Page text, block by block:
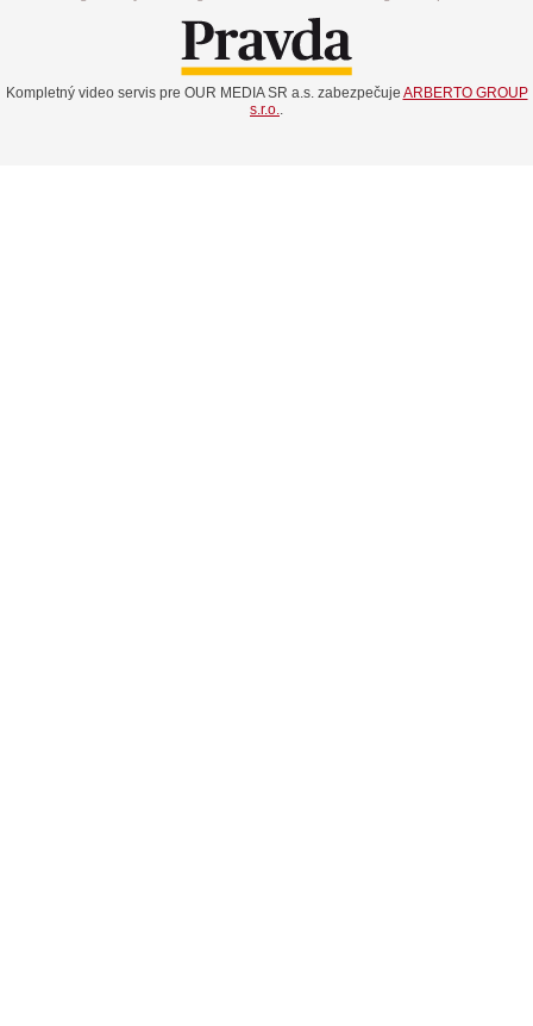
Kompletný video servis pre OUR MEDIA SR a.s. zabezpečuje ARBERTO GROUP
s.r.o.